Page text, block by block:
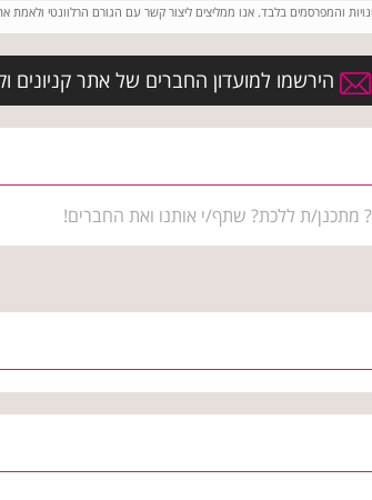
והמפרסמים בלבד. אנו ממליצים ליצור קשר עם הגורם הרלוונטי
הירשמו למועדון החברים של אתר קניונים
מתכנן/ת ללכת? שתף/י אותנו ואת החברים!